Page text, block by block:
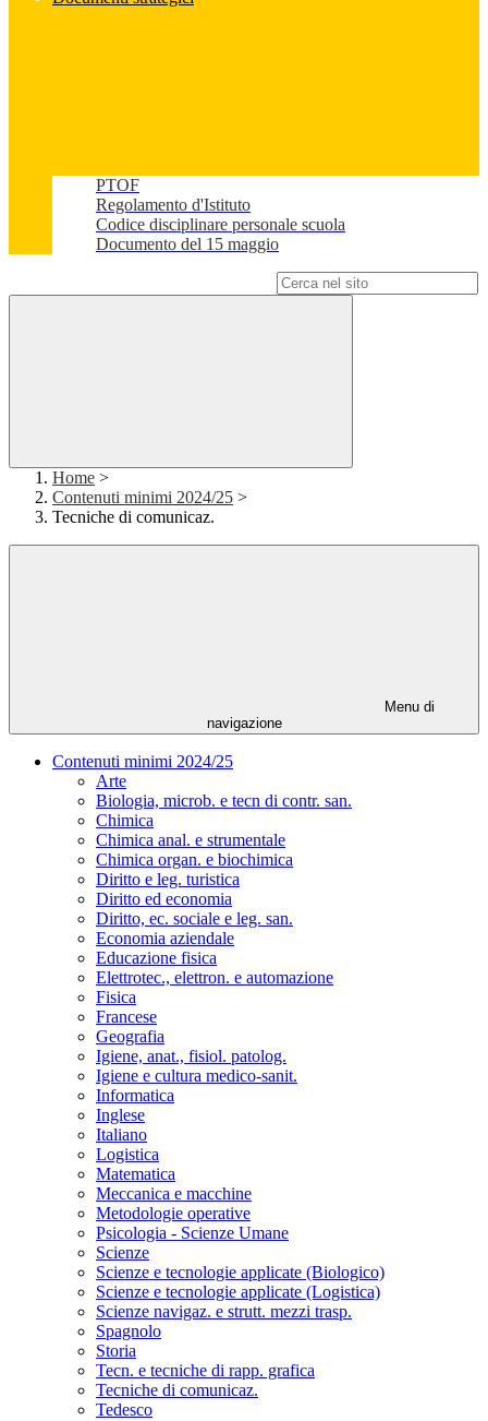
PTOF
Regolamento d'Istituto
Codice disciplinare personale scuola
Documento del 15 maggio
Home >
Contenuti minimi 2024/25 >
Tecniche di comunicaz.
Menu di
navigazione
Contenuti minimi 2024/25
Arte
Biologia, microb. e tecn di contr. san.
Chimica
Chimica anal. e strumentale
Chimica organ. e biochimica
Diritto e leg. turistica
Diritto ed economia
Diritto, ec. sociale e leg. san.
Economia aziendale
Educazione fisica
Elettrotec., elettron. e automazione
Fisica
Francese
Geografia
Igiene, anat., fisiol. patolog.
Igiene e cultura medico-sanit.
Informatica
Inglese
Italiano
Logistica
Matematica
Meccanica e macchine
Metodologie operative
Psicologia - Scienze Umane
Scienze
Scienze e tecnologie applicate (Biologico)
Scienze e tecnologie applicate (Logistica)
Scienze navigaz. e strutt. mezzi trasp.
Spagnolo
Storia
Tecn. e tecniche di rapp. grafica
Tecniche di comunicaz.
Tedesco